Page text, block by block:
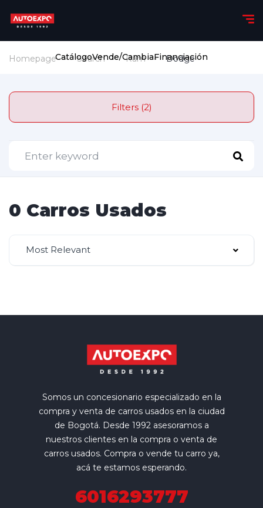
CatálogoVende/CambiaFinanciación
Homepage Search Ram Dodge
Filters (2)
0 Carros Usados
Most Relevant
Somos un concesionario especializado en la
compra y venta de carros usados en la ciudad
de Bogotá. Desde 1992 asesoramos a
nuestros clientes en la compra o venta de
carros usados. Compra o vende tu carro ya,
acá te estamos esperando.
6016293777